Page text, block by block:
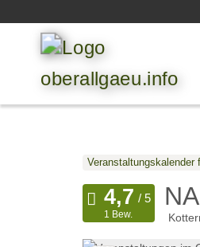
Veranstaltungskalender
1 Bew.